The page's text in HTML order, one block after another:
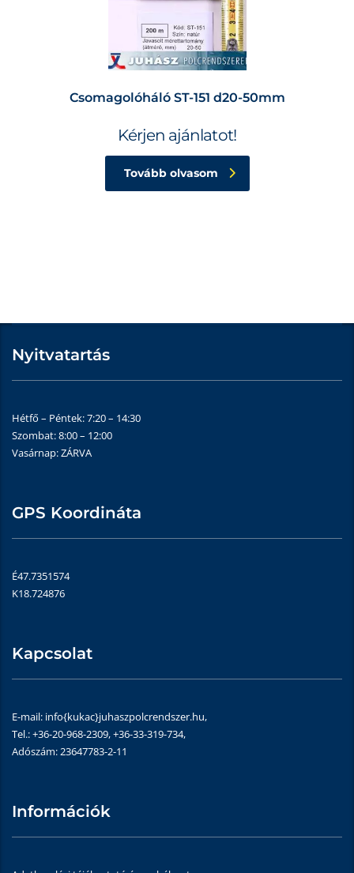
Csomagolóháló ST-151 d20-50mm
Kérjen ajánlatot!
Tovább olvasom
Nyitvatartás
Hétfő – Péntek: 7:20 – 14:30
Szombat: 8:00 – 12:00
Vasárnap: ZÁRVA
GPS Koordináta
É47.7351574
K18.724876
Kapcsolat
E-mail: info{kukac}juhaszpolcrendszer.hu,
Tel.: +36-20-968-2309, +36-33-319-734,
Adószám: 23647783-2-11
Információk